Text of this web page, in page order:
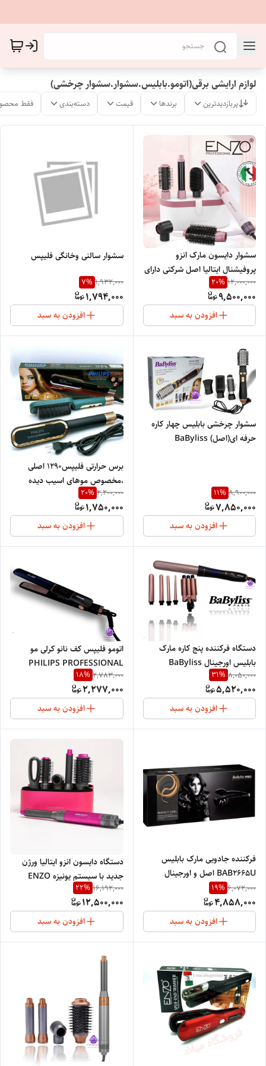
لوازم ارایشی برقی(اتومو.بابلیس.سشوار.سشوار چرخشی)
پربازدیدترین برندها قیمت دسته‌بندی فقط
سشوار دایسون مارک انزو
پروفیشنال ایتالیا اصل شرکتی دارای
هلوگرام اورجینال ورژن جدید
ENZO4133
12,000,000
20%
9,500,000
افزودن به سبد
سشوار سالنی وخانگی فلیپس
1,932,000
7%
1,794,000
افزودن به سبد
سشوار چرخشی بابلیس چهار کاره
حرفه ای(اصل) BaByliss
8,900,000
11%
7,850,000
افزودن به سبد
برس حرارتی فلیپس1290 اصلی
،مخصوص موهای اسیب دیده
،اورجینال
2,200,000
20%
1,750,000
افزودن به سبد
دستگاه فرکننده پنج کاره مارک
بابلیس اورجینال BaByliss
professional 2025
8,050,000
31%
5,520,000
افزودن به سبد
اتومو فلیپس کف نانو کرلی مو
PHILIPS PROFESSIONAL
NETHERLANDS 850
2,783,000
18%
2,277,000
افزودن به سبد
فرکننده جادویی مارک بابلیس
BAB2665U اصل و اورجینال
فرانسه دارای سه حالت فر کنند
دو طرف
6,072,000
19%
4,858,000
افزودن به سبد
دستگاه دایسون انزو ایتالیا ورژن
جدید با سیستم یونیزه ENZO
PROFESSIONAL EN4136
years 2025
16,192,000
22%
12,500,000
افزودن به سبد